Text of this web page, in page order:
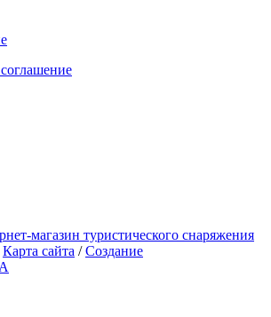
магазин туристического снаряжения
Карта сайта /Создание